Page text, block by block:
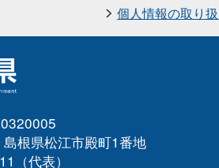
個人情報の取り
根県松江市殿町1番地
（代表）